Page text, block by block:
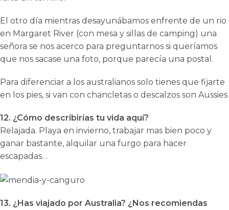
El otro día mientras desayunábamos enfrente de un rio
en Margaret River (con mesa y sillas de camping) una
señora se nos acerco para preguntarnos si queríamos
que nos sacase una foto, porque parecía una postal.
Para diferenciar a los australianos solo tienes que fijarte
en los pies, si van con chancletas o descalzos son Aussies
12. ¿Cómo describirías tu vida aquí?
Relajada. Playa en invierno, trabajar mas bien poco y
ganar bastante, alquilar una furgo para hacer
escapadas…
13. ¿Has viajado por Australia? ¿Nos recomiendas